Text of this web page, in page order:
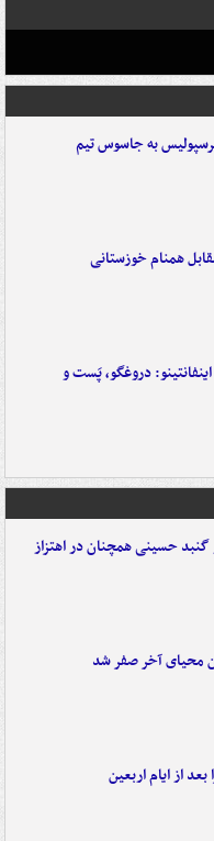
به جاسوس تیم
همنام خوزستانی
دروغگو، پَست‌ و
گنبد حسینی همچنان در اهتزاز
محیای آخر صفر شد
از ایام اربعین